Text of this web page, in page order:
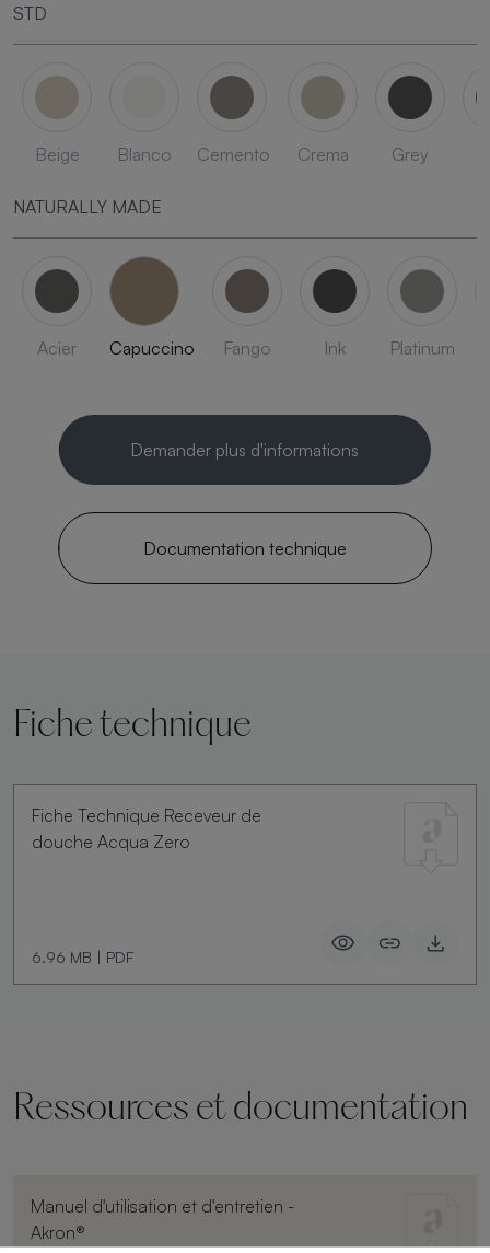
STD
Beige Blanco Cemento Crema Grey
NATURALLY MADE
Acier Capuccino Fango Ink Platinum
Demander plus d'informations
Documentation technique
Fiche technique
Fiche Technique Receveur de
douche Acqua Zero
6.96 MB | PDF
Ressources et documentation
Manuel d'utilisation et d'entretien -
Akron®